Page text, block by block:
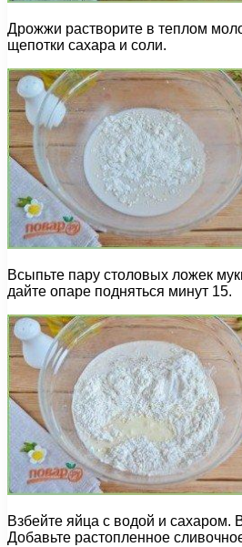
Дрожжи растворите в теплом
щепотки сахара и соли.
Всыпьте пару столовых ложек
дайте опаре подняться минут 15.
Взбейте яйца с водой и сахаром.
Добавьте растопленное